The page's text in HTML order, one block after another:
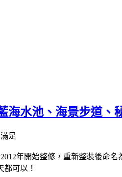
海水池、海景步道、
年開始整修，重新整裝後命名
可以！